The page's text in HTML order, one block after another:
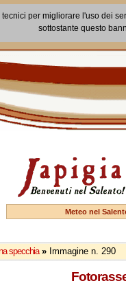
tecnici per migliorare l'uso dei
sottostante questo
Meteo nel
specchia » Immagine n. 290